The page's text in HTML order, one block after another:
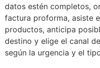
datos estén completos,
factura proforma, asiste
productos, anticipa
destino y elige el canal
según la urgencia y el